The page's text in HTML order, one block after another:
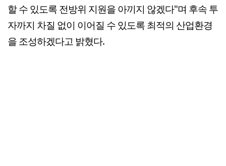
할 수 있도록 전방위 지원을 아끼지 않겠다"며 후속 투
자까지 차질 없이 이어질 수 있도록 최적의 산업환경
을 조성하겠다고 밝혔다.